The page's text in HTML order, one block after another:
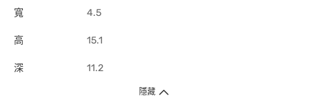
寬 4.5
高 15.1
深 11.2
隱藏